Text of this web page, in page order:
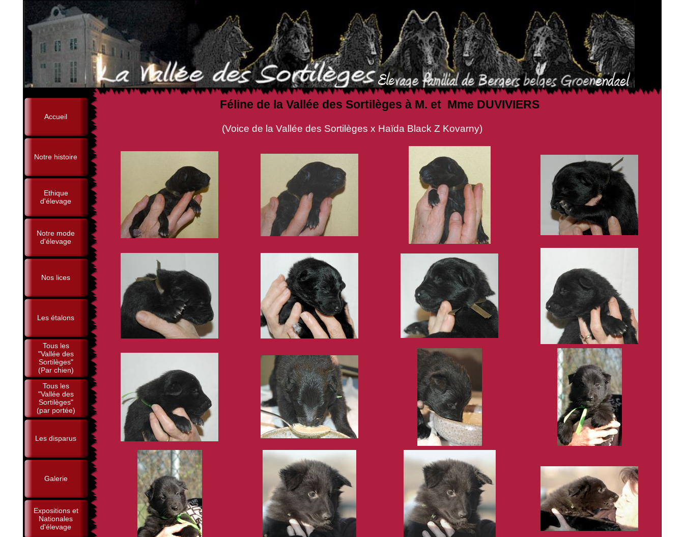
Accueil
Notre histoire
Ethique
d'élevage
Notre mode
d'élevage
Nos lices
Les étalons
Tous les
"Vallée des
Sortilèges"
(Par chien)
Tous les
"Vallée des
Sortilèges"
(par portée)
Les disparus
Galerie
Expositions et
Nationales
d'élevage
Féline de la Vallée des Sortilèges à M. et Mme DUVIVIERS
(Voice de la Vallée des Sortilèges x Haïda Black Z Kovarny)